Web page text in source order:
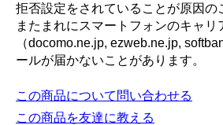
拒否設定をされていることが原因の
またまれにスマートフォンのキャリ
（docomo.ne.jp, ezweb.ne.jp,
ールが届かないことがあります。
この商品について問い合わせる
この商品を友達に教える